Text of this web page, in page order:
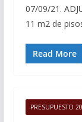
07/09/21.
11 m2 de
Read More
PRESUPUESTO